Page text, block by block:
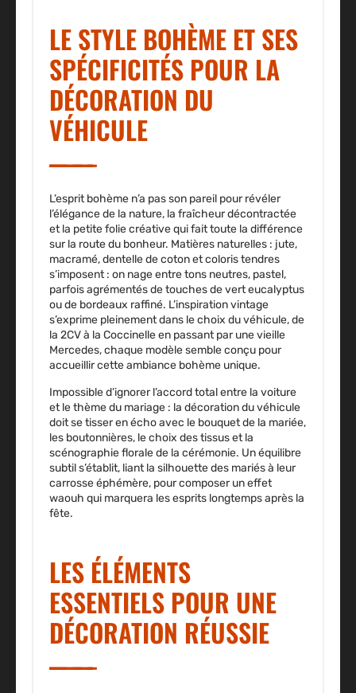
LE STYLE BOHÈME ET SES
SPÉCIFICITÉS POUR LA
DÉCORATION DU
VÉHICULE
L’esprit bohème n’a pas son pareil pour révéler
l’élégance de la nature, la fraîcheur décontractée
et la petite folie créative qui fait toute la différence
sur la route du bonheur. Matières naturelles : jute,
macramé, dentelle de coton et coloris tendres
s’imposent : on nage entre tons neutres, pastel,
parfois agrémentés de touches de vert eucalyptus
ou de bordeaux raffiné. L’inspiration vintage
s’exprime pleinement dans le choix du véhicule, de
la 2CV à la Coccinelle en passant par une vieille
Mercedes, chaque modèle semble conçu pour
accueillir cette ambiance bohème unique.
Impossible d’ignorer l’accord total entre la voiture
et le thème du mariage : la décoration du véhicule
doit se tisser en écho avec le bouquet de la mariée,
les boutonnières, le choix des tissus et la
scénographie florale de la cérémonie. Un équilibre
subtil s’établit, liant la silhouette des mariés à leur
carrosse éphémère, pour composer un effet
waouh qui marquera les esprits longtemps après la
fête.
LES ÉLÉMENTS
ESSENTIELS POUR UNE
DÉCORATION RÉUSSIE